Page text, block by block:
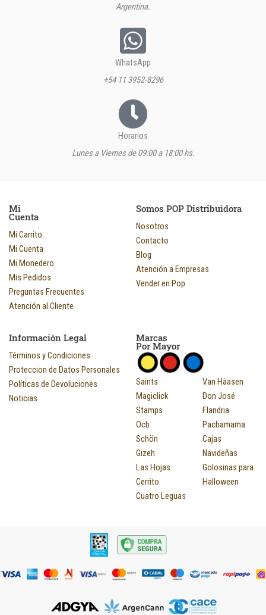
Argentina.
WhatsApp
+54 11 3952-8296
Horarios
Lunes a Viernes de 09:00 a 18:00 hs.
Mi
Cuenta
Mi Carrito
Mi Cuenta
Mi Monedero
Mis Pedidos
Preguntas Frecuentes
Atención al Cliente
Somos POP Distribuidora
Nosotros
Contacto
Blog
Atención a Empresas
Vender en Pop
Información Legal
Términos y Condiciones
Proteccion de Datos Personales
Políticas de Devoluciones
Noticias
Marcas
Por Mayor
Saints
Magiclick
Stamps
Ocb
Schön
Gizeh
Las Hojas
Cerrito
Cuatro Leguas
Van Häasen
Don José
Flandria
Pachamama
Cajas
Navideñas
Golosinas para
Halloween